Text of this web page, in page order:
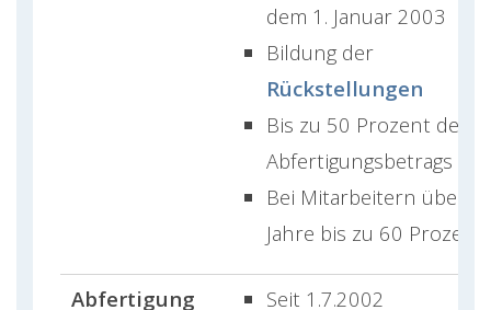
dem 1. Januar 2003
Bildung der
Rückstellungen
Bis zu 50 Prozent des
Abfertigungsbetrags
Bei Mitarbeitern über
Jahre bis zu 60 Prozent
Abfertigung
Seit 1.7.2002